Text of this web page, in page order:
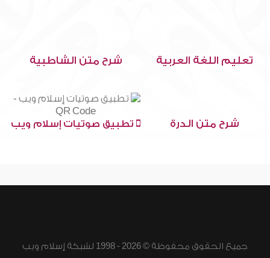
تعليم اللغة العربية شرح متن الشاطبية
شرح متن الدرة تطبيق صوتيات إسلام ويب
جميع الحقوق محفوظة © 2026 - 1998 لشبكة إسلام ويب